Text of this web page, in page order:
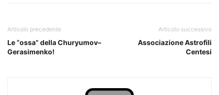
Articolo precedente
Le “ossa” della Churyumov–
Gerasimenko!
Articolo successivo
Associazione Astrofili
Centesi